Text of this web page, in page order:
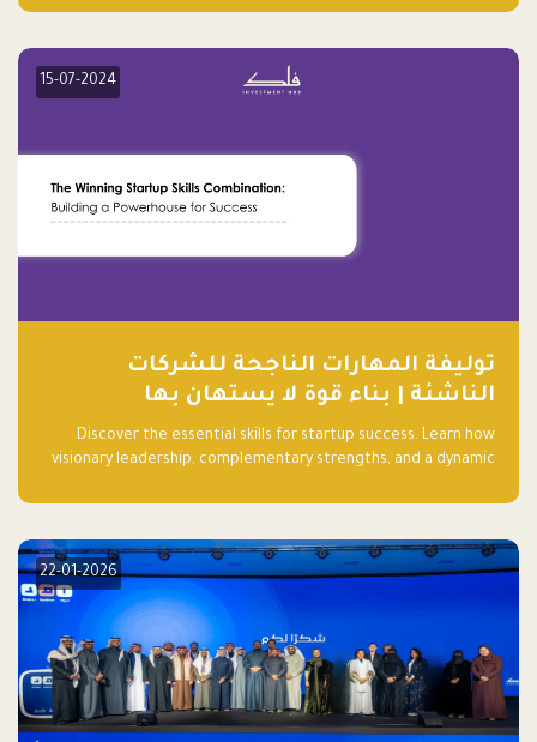
جيدًا لكوكبنا فحسب، بل إنه جيد أيضًا للأعمال”.
15-07-2024
توليفة المهارات الناجحة للشركات
الناشئة | بناء قوة لا يستهان بها
Discover the essential skills for startup success. Learn how
visionary leadership, complementary strengths, and a dynamic
elevate your startup! Follow us @FalakHub
22-01-2026